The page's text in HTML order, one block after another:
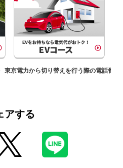
東京電力から切り替えを行う際の電話番号
アする